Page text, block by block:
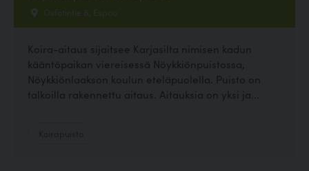
Oxfotintie 8, Espoo
Koira-aitaus sijaitsee Karjasilta nimisen kadun
kääntöpaikan viereisessä Nöykkiönpuistossa,
Nöykkiönlaakson koulun eteläpuolella. Puisto on
talkoilla rakennettu aitaus. Aitauksia on yksi ja...